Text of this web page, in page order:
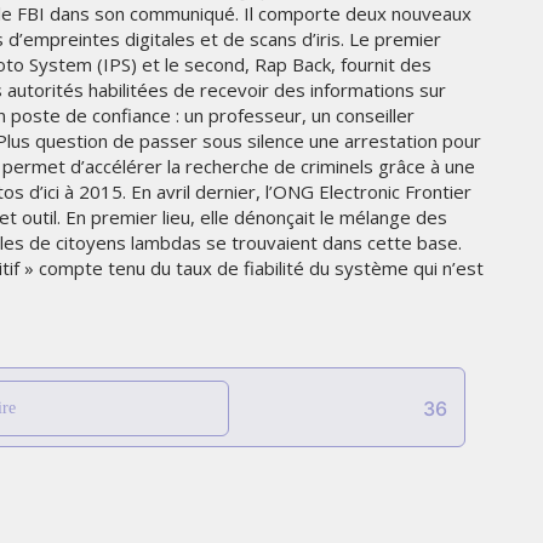
dans son communiqué. Il comporte deux nouveaux
digitales et de scans d’iris. Le premier
System (IPS) et le second, Rap Back, fournit des
habilitées de recevoir des informations sur
de confiance : un professeur, un conseiller
question de passer sous silence une arrestation pour
d’accélérer la recherche de criminels grâce à une
d’ici à 2015. En avril dernier, l’ONG Electronic Frontier
En premier lieu, elle dénonçait le mélange des
de citoyens lambdas se trouvaient dans cette base.
» compte tenu du taux de fiabilité du système qui n’est
36
MARKETING
CROSSCOUNTRY DÉVOILE UNE
NOUVELLE CAMPAGNE